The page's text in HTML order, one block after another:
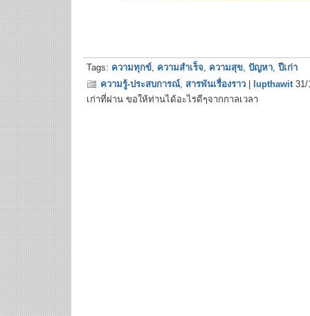
Tags: ความทุกข์, ความสำเร็จ, ความสุข, ปัญหา, ปีเก่า
ความรู้-ประสบการณ์, สารพันเรื่องราว lupthawit31/
เก่าที่ผ่าน ขอให้ท่านได้อะไรดีๆจากกาลเวลา